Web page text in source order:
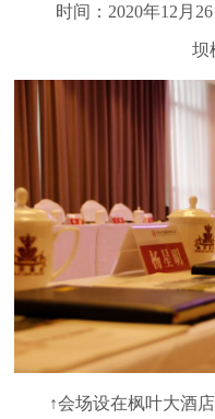
时间：2020年12月26
坝
↑会场设在枫叶大酒店